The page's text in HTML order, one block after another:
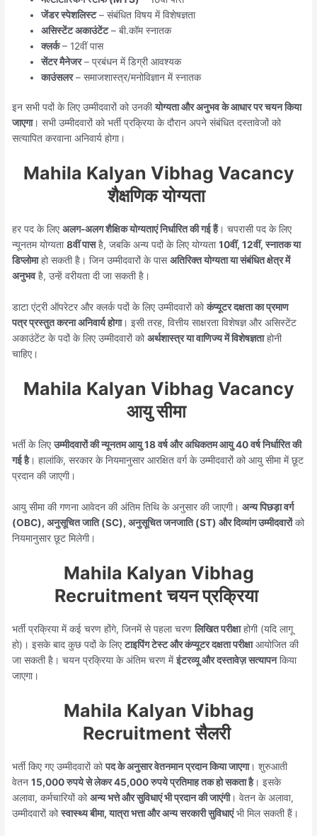
जेंडर स्पेशलिस्ट– संबंधित विषय में विशेषज्ञता
असिस्टेंट अकाउंटेंट– बी.कॉम स्नातक
क्लर्क– 12वीं पास
सेंटर मैनेजर– प्रबंधन में डिग्री आवश्यक
काउंसलर– समाजशास्त्र/मनोविज्ञान में स्नातक
इन सभी पदों के लिए उम्मीदवारों को उनकीयोग्यता और अनुभव के आधार पर चयन किया
जाएगा। सभी उम्मीदवारों को भर्ती प्रक्रिया के दौरान अपने संबंधित दस्तावेजों को
सत्यापित करवाना अनिवार्य होगा।
Mahila Kalyan Vibhag Vacancy
शैक्षणिक योग्यता
हर पद के लिएअलग-अलग शैक्षिक योग्यताएं निर्धारित की गई हैं। चपरासी पद के लिए
न्यूनतम योग्यता8वीं पासहै, जबकि अन्य पदों के लिए योग्यता10वीं, 12वीं, स्नातक या
डिप्लोमाहो सकती है। जिन उम्मीदवारों के पासअतिरिक्त योग्यता या संबंधित क्षेत्र में
अनुभवहै, उन्हें वरीयता दी जा सकती है।
डाटा एंट्री ऑपरेटर और क्लर्क पदों के लिए उम्मीदवारों कोकंप्यूटर दक्षता का प्रमाण
पत्र प्रस्तुत करना अनिवार्य होगा। इसी तरह, वित्तीय साक्षरता विशेषज्ञ और असिस्टेंट
अकाउंटेंट के पदों के लिए उम्मीदवारों कोअर्थशास्त्र या वाणिज्य में विशेषज्ञताहोनी
चाहिए।
Mahila Kalyan Vibhag Vacancy
आयु सीमा
भर्ती के लिएउम्मीदवारों की न्यूनतम आयु 18 वर्ष और अधिकतम आयु 40 वर्ष निर्धारित की
गई है। हालांकि, सरकार के नियमानुसार आरक्षित वर्ग के उम्मीदवारों को आयु सीमा में छूट
प्रदान की जाएगी।
आयु सीमा की गणना आवेदन की अंतिम तिथि के अनुसार की जाएगी।अन्य पिछड़ा वर्ग
(OBC), अनुसूचित जाति (SC), अनुसूचित जनजाति (ST) और दिव्यांग उम्मीदवारोंको
नियमानुसार छूट मिलेगी।
Mahila Kalyan Vibhag
Recruitment चयन प्रक्रिया
भर्ती प्रक्रिया में कई चरण होंगे, जिनमें से पहला चरणलिखित परीक्षाहोगी (यदि लागू
हो)। इसके बाद कुछ पदों के लिएटाइपिंग टेस्ट और कंप्यूटर दक्षता परीक्षाआयोजित की
जा सकती है। चयन प्रक्रिया के अंतिम चरण मेंइंटरव्यू और दस्तावेज़ सत्यापनकिया
जाएगा।
Mahila Kalyan Vibhag
Recruitment सैलरी
भर्ती किए गए उम्मीदवारों कोपद के अनुसार वेतनमान प्रदान किया जाएगा। शुरुआती
वेतन15,000 रुपये से लेकर 45,000 रुपये प्रतिमाह तक हो सकता है। इसके
अलावा, कर्मचारियों कोअन्य भत्ते और सुविधाएं भी प्रदान की जाएंगी। वेतन के अलावा,
उम्मीदवारों कोस्वास्थ्य बीमा, यात्रा भत्ता और अन्य सरकारी सुविधाएंभी मिल सकती हैं।